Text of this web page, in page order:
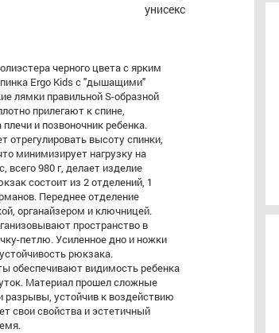
унисекс
черного цвета с ярким
Ergo Kids с "дышащими"
лямки правильной S-образной
прилегают к спине,
и позвоночник ребенка.
отрегулировать высоту спинки,
минимизирует нагрузку на
всего 980 г, делает изделие
состоит из 2 отделений, 1
Переднее отделение
органайзером и ключницей.
пространство в
петлю. Усиленное дно и ножки
рюкзака.
обеспечивают видимость ребенка
Материал прошел сложные
разрывы, устойчив к воздействию
свои свойства и эстетичный